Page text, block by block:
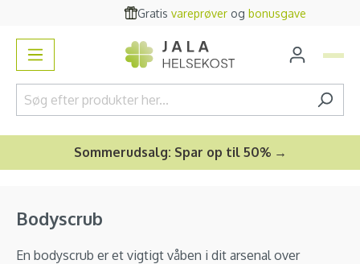
Gratisvareprøverogbonusgave
Sommerudsalg: Spar op til 50% →
Bodyscrub
En bodyscrub er et vigtigt våben i dit arsenal over